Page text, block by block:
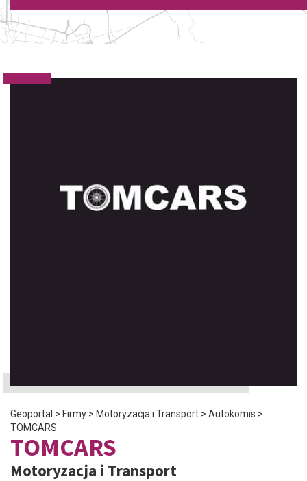
Geoportal > Firmy > Motoryzacja i Transport > Autokomis >
TOMCARS
TOMCARS
Motoryzacja i Transport